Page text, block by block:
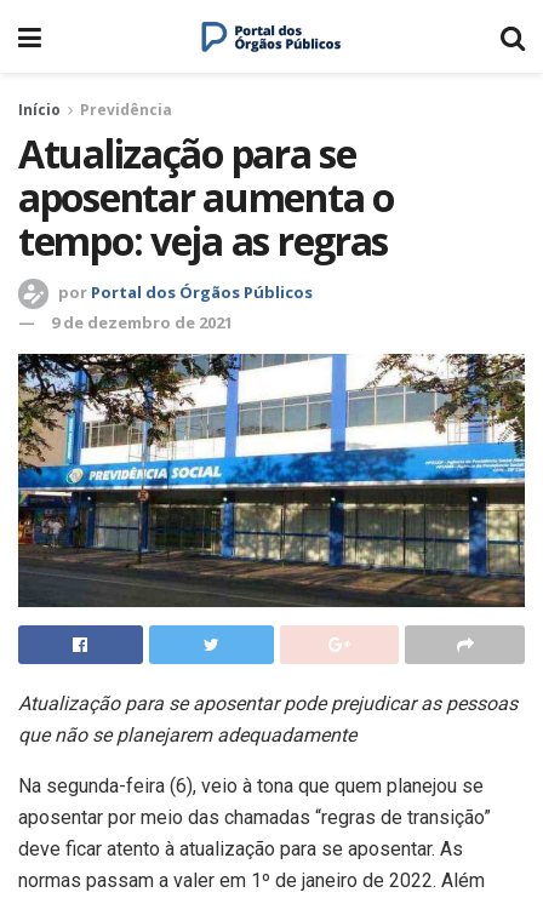
Início Previdência
Atualização para se
aposentar aumenta o
tempo: veja as regras
por Portal dos Órgãos Públicos
9 de dezembro de 2021
Atualização para se aposentar pode prejudicar as pessoas
que não se planejarem adequadamente
Na segunda-feira (6), veio à tona que quem planejou se
aposentar por meio das chamadas “regras de transição”
deve ficar atento à atualização para se aposentar. As
normas passam a valer em 1º de janeiro de 2022. Além